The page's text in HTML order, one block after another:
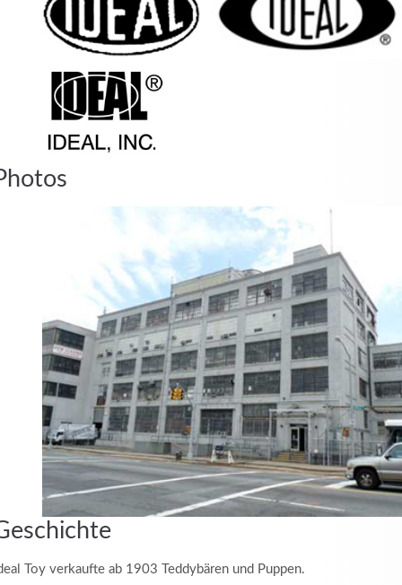
Toy verkaufte ab 1903 Teddybären und Puppen.